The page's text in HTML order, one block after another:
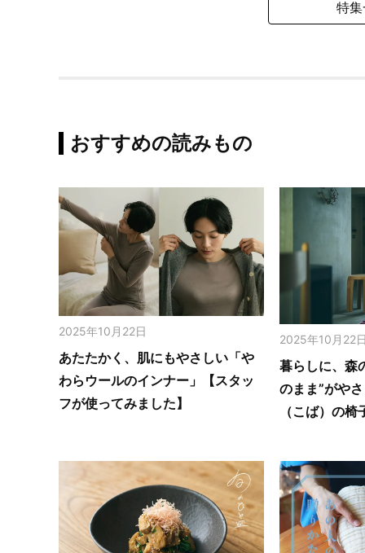
特
おすすめの読みもの
2025年10月22日
あたたかく、肌にもやさしい「や
わらウールのインナー」【スタッ
フが使ってみました】
2025年10月22
暮らしに、森
のまま”がや
（こば）の